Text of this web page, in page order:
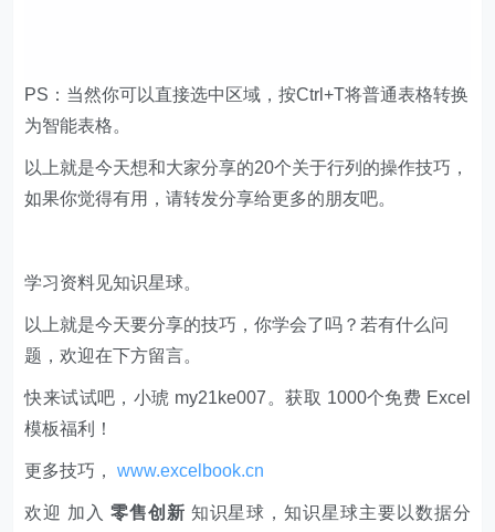
PS：当然你可以直接选中区域，按Ctrl+T将普通表格转换
为智能表格。
以上就是今天想和大家分享的20个关于行列的操作技巧，
如果你觉得有用，请转发分享给更多的朋友吧。
学习资料见知识星球。
以上就是今天要分享的技巧，你学会了吗？若有什么问
题，欢迎在下方留言。
快来试试吧，小琥 my21ke007。获取 1000个免费 Excel
模板福利​​​​！
更多技巧，www.excelbook.cn
欢迎 加入 零售创新 知识星球，知识星球主要以数据分